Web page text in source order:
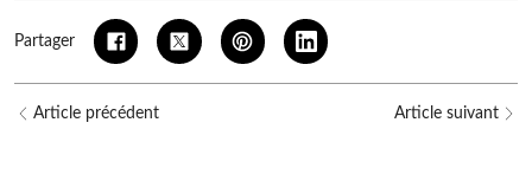
Partager
Article précédent Article suivant